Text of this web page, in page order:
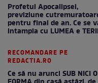
Profetul Apocalipsei,
previziune
pentru final de an. Ce se
intampla cu LUMEA e
RECOMANDARE PE
REDACTIA.RO
Ce să nu arunci SUB NICI O